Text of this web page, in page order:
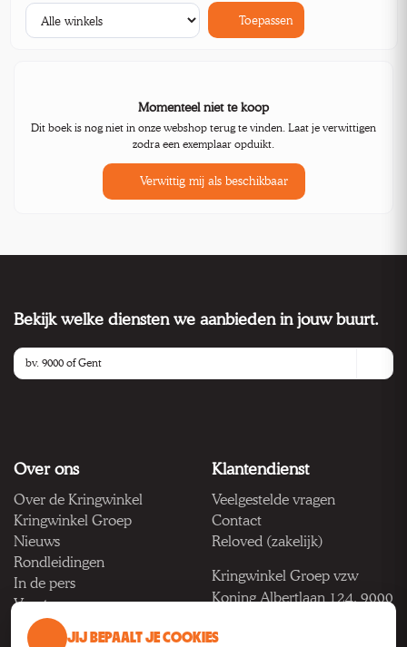
Toepassen
Momenteel niet te koop
Dit boek is nog niet in onze webshop terug te vinden. Laat je verwittigen
zodra een exemplaar opduikt.
Verwittig mij als beschikbaar
Bekijk welke diensten we aanbieden in jouw buurt.
Over ons
Over de Kringwinkel
Kringwinkel Groep
Nieuws
Rondleidingen
In de pers
Vacatures
Klantendienst
Veelgestelde vragen
Contact
Reloved (zakelijk)
Kringwinkel Groep vzw
Koning Albertlaan 124, 9000
BTW BE 1033.922.208
JIJ BEPAALT JE COOKIES